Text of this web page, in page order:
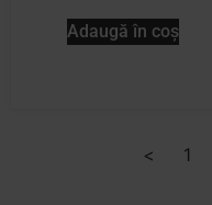
Adaugă în coș
< 1